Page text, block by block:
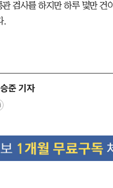
검사를 하지만 하루 몇만 건
.
준 기자